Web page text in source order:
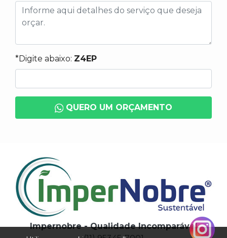
*Digite abaixo: Z4EP
QUERO UM ORÇAMENTO
Impernobre - Qualidade Incomparável